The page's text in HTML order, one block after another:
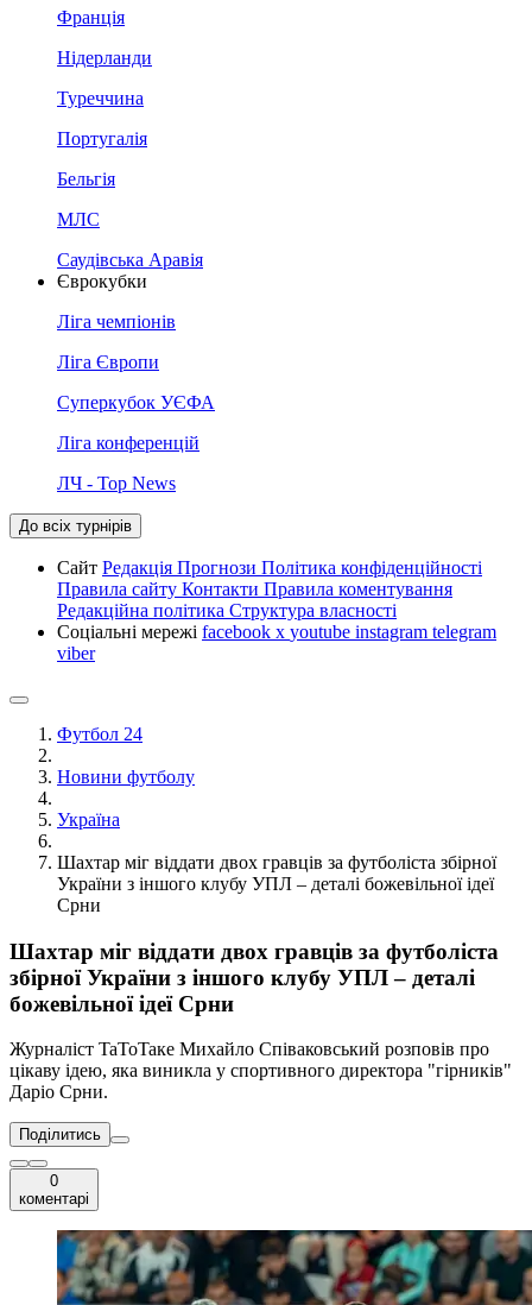
Франція
Нідерланди
Туреччина
Португалія
Бельгія
МЛС
Саудівська Аравія
Єврокубки
Ліга чемпіонів
Ліга Європи
Суперкубок УЄФА
Ліга конференцій
ЛЧ - Top News
До всіх турнірів
Сайт Редакція Прогнози Політика конфіденційності
Правила сайту Контакти Правила коментування
Редакційна політика Структура власності
Соціальні мережі facebook x youtube instagram telegram
viber
Футбол 24
Новини футболу
Україна
Шахтар міг віддати двох гравців за футболіста збірної
України з іншого клубу УПЛ – деталі божевільної ідеї
Срни
Шахтар міг віддати двох гравців за футболіста
збірної України з іншого клубу УПЛ – деталі
божевільної ідеї Срни
Журналіст TaToTaкe Михайло Співаковський розповів про
цікаву ідею, яка виникла у спортивного директора "гірників"
Даріо Срни.
Поділитись
0
коментарі